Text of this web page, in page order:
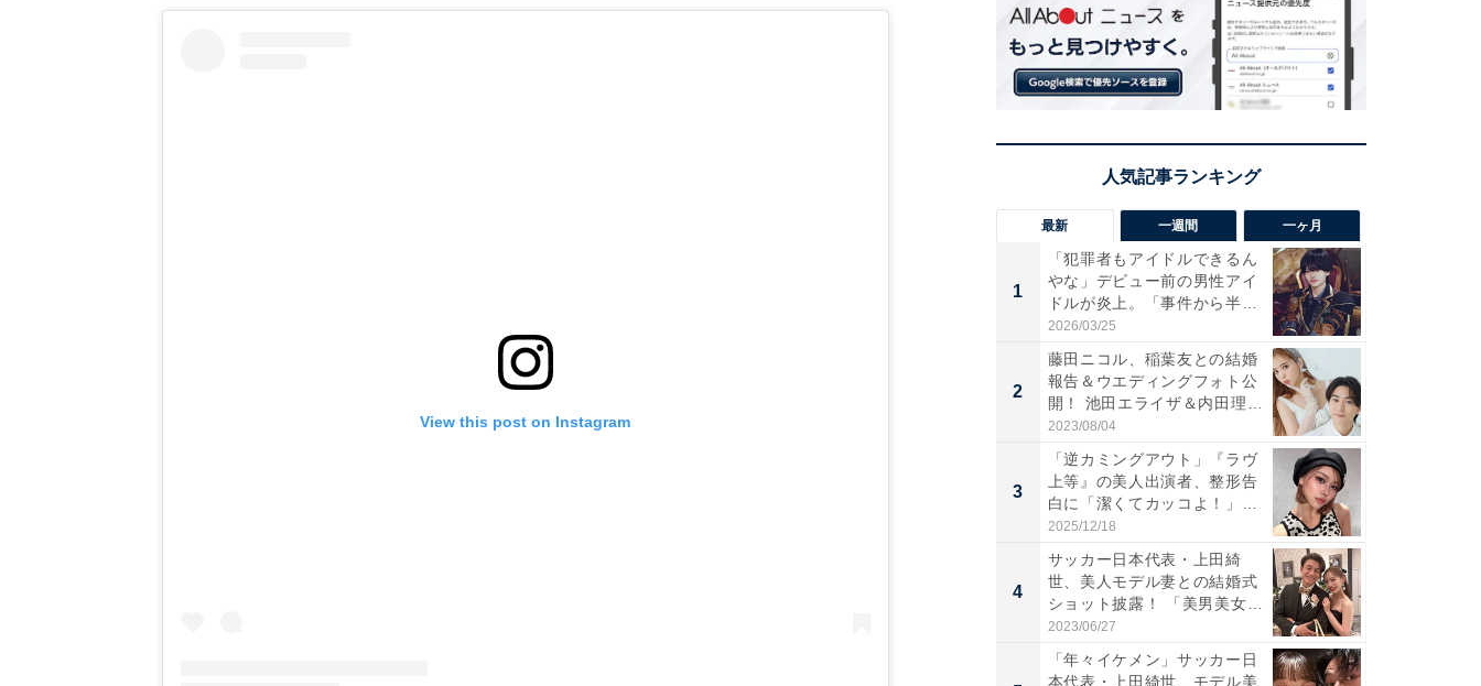
View this post on Instagram
最新 一週間 一ヶ月
1
「犯罪者もアイドルできるん
やな」デビュー前の男性アイ
ドルが炎上。「事件から半年
も...
2026/03/25
2
藤田ニコル、稲葉友との結婚
報告＆ウエディングフォト公
開！ 池田エライザ＆内田理
央...
2023/08/04
3
「逆カミングアウト」『ラヴ
上等』の美人出演者、整形告
白に「潔くてカッコよ！」
「好...
2025/12/18
4
サッカー日本代表・上田綺
世、美人モデル妻との結婚式
ショット披露！ 「美男美女」
「...
2023/06/27
「年々イケメン」サッカー日
本代表・上田綺世、モデル美